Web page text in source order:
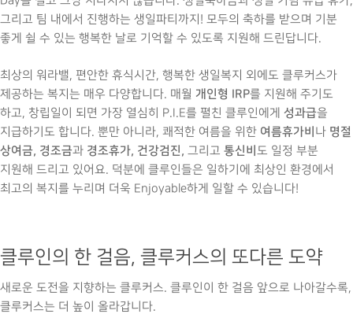
그리고 팀 내에서 진행하는 생일파티까지! 모두의 축하를 받으며 기분
좋게 쉴 수 있는 행복한 날로 기억할 수 있도록 지원해 드린답니다.
최상의 워라밸, 편안한 휴식시간, 행복한 생일복지 외에도 클루커스가
제공하는 복지는 매우 다양합니다. 매월 개인형 IRP를 지원해 주기도
하고, 창립일이 되면 가장 열심히 P.I.E를 펼친 클루인에게 성과급을
지급하기도 합니다. 뿐만 아니라, 쾌적한 여름을 위한 여름휴가비 나 명절
상여금, 경조금과 경조휴가, 건강검진, 그리고 통신비 도 일정 부분
지원해 드리고 있어요. 덕분에 클루인들은 일하기에 최상인 환경에서
최고의 복지를 누리며 더욱 Enjoyable하게 일할 수 있습니다!
클루인의 한 걸음, 클루커스의 또다른 도약
새로운 도전을 지향하는 클루커스. 클루인이 한 걸음 앞으로 나아갈수록,
클루커스는 더 높이 올라갑니다.